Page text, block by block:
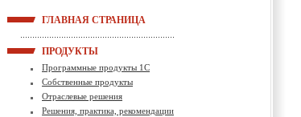
ГЛАВНАЯ СТРАНИЦА
ПРОДУКТЫ
Программные продукты 1С
Собственные продукты
Отраслевые решения
Решения, практика, рекомендации